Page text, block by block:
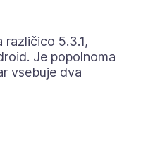
različico 5.3.1,
Je popolnoma
vsebuje dva